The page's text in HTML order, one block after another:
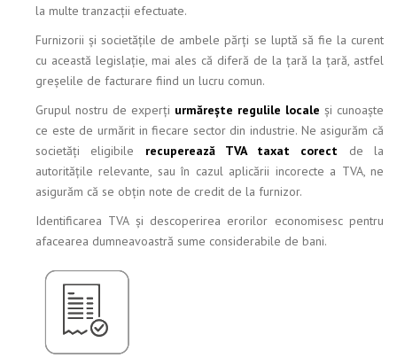
la multe tranzacții efectuate.
Furnizorii și societățile de ambele părți se luptă să fie la curent
cu această legislație, mai ales că diferă de la țară la țară, astfel
greșelile de facturare fiind un lucru comun.
Grupul nostru de experți urmărește regulile locale și cunoaște
ce este de urmărit in fiecare sector din industrie. Ne asigurăm că
societăți eligibile recuperează TVA taxat corect de la
autoritățile relevante, sau în cazul aplicării incorecte a TVA, ne
asigurăm că se obțin note de credit de la furnizor.
Identificarea TVA și descoperirea erorilor economisesc pentru
afacearea dumneavoastră sume considerabile de bani.